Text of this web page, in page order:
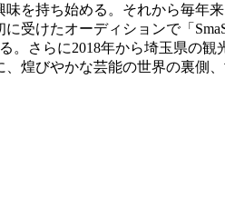
を持ち始める。それから毎年
受けたオーディションで「
さらに2018年から埼玉県の
煌びやかな芸能の世界の裏側